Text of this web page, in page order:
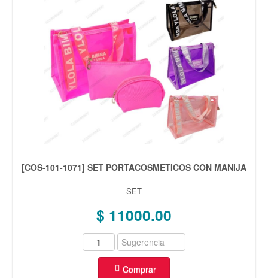
[COS-101-1071] SET PORTACOSMETICOS CON MANIJA
SET
$ 11000.00
Comprar